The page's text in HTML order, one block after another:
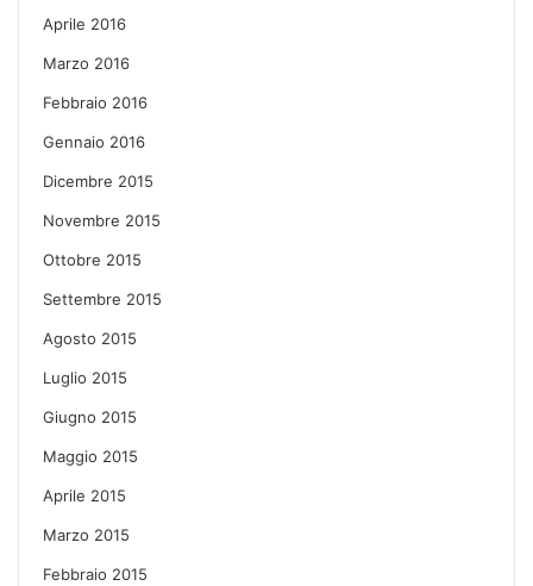
Aprile 2016
Marzo 2016
Febbraio 2016
Gennaio 2016
Dicembre 2015
Novembre 2015
Ottobre 2015
Settembre 2015
Agosto 2015
Luglio 2015
Giugno 2015
Maggio 2015
Aprile 2015
Marzo 2015
Febbraio 2015